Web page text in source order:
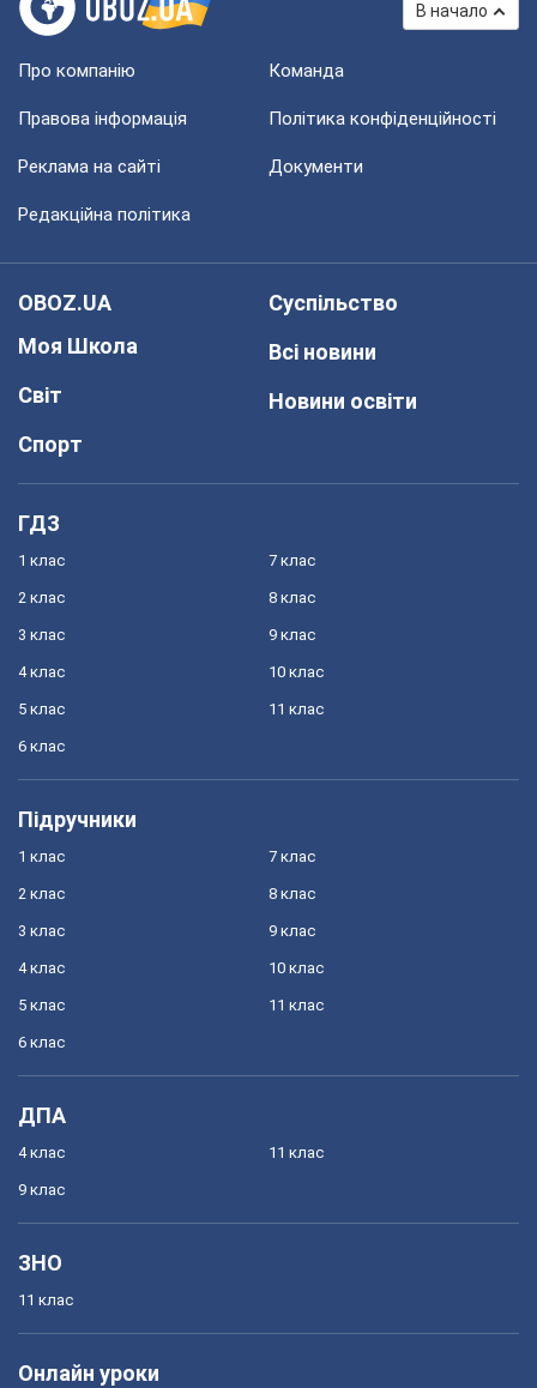
В начало
Про компанію Команда
Правова інформація Політика конфіденційності
Реклама на сайті Документи
Редакційна політика
OBOZ.UA
Моя Школа
Світ
Спорт
Суспільство
Всі новини
Новини освіти
ГДЗ
1 клас
2 клас
3 клас
4 клас
5 клас
6 клас
7 клас
8 клас
9 клас
10 клас
11 клас
Підручники
1 клас
2 клас
3 клас
4 клас
5 клас
6 клас
7 клас
8 клас
9 клас
10 клас
11 клас
ДПА
4 клас
9 клас
11 клас
ЗНО
11 клас
Онлайн уроки